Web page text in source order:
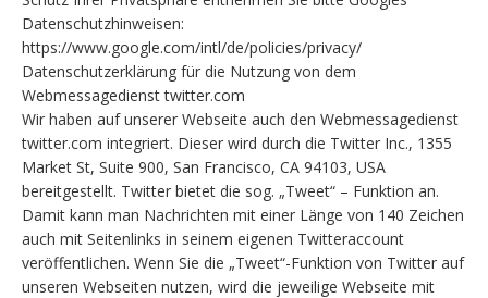
Datenschutzhinweisen:
https://www.google.com/intl/de/policies/privacy/
Datenschutzerklärung für die Nutzung von dem
Webmessagedienst twitter.com
Wir haben auf unserer Webseite auch den Webmessagedienst
twitter.com integriert. Dieser wird durch die Twitter Inc., 1355
Market St, Suite 900, San Francisco, CA 94103, USA
bereitgestellt. Twitter bietet die sog. „Tweet“ – Funktion an.
Damit kann man Nachrichten mit einer Länge von 140 Zeichen
auch mit Seitenlinks in seinem eigenen Twitteraccount
veröffentlichen. Wenn Sie die „Tweet“-Funktion von Twitter auf
unseren Webseiten nutzen, wird die jeweilige Webseite mit